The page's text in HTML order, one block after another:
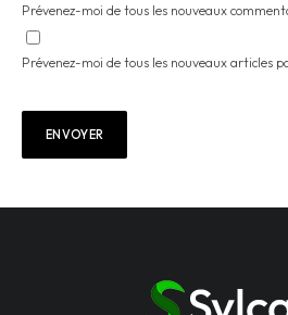
Prévenez-moi de tous les nouveaux
Prévenez-moi de tous les nouveaux articles